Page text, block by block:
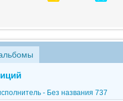
- Без названия 737